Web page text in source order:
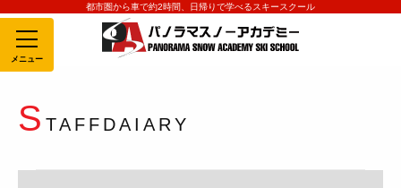
都市圏から車で約2時間、日帰りで学べるスキースクール
MENU
S TAFFDAIARY